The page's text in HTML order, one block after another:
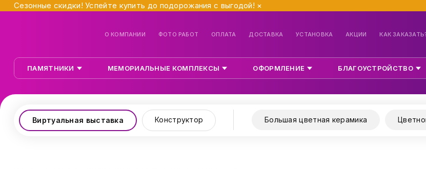
Сезонные скидки! Успейте купить до подорожания с выгодой! ×
О КОМПАНИИ ФОТО РАБОТ ОПЛАТА ДОСТАВКА УСТАНОВКА АКЦИИ КАК
ПАМЯТНИКИ МЕМОРИАЛЬНЫЕ КОМПЛЕКСЫ ОФОРМЛЕНИЕ БЛАГОУСТРОЙСТВО
Виртуальная выставка Конструктор Большая цветная керамика